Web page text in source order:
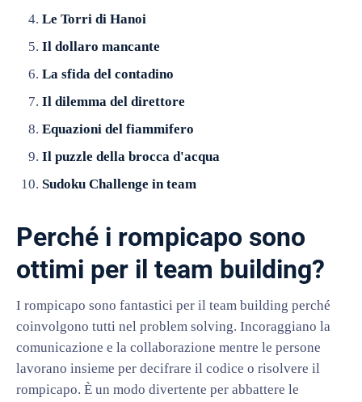
Le Torri di Hanoi
Il dollaro mancante
La sfida del contadino
Il dilemma del direttore
Equazioni del fiammifero
Il puzzle della brocca d'acqua
Sudoku Challenge in team
Perché i rompicapo sono
ottimi per il team building?
I rompicapo sono fantastici per il team building perché
coinvolgono tutti nel problem solving. Incoraggiano la
comunicazione e la collaborazione mentre le persone
lavorano insieme per decifrare il codice o risolvere il
rompicapo. È un modo divertente per abbattere le